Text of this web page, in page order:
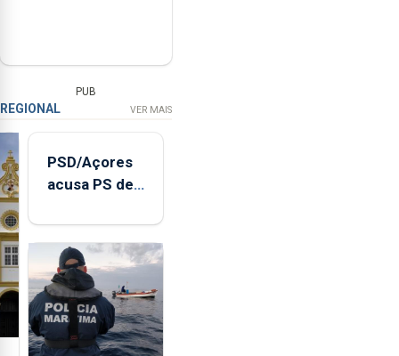
PUB
REGIONAL VER MAIS
PSD/Açores
acusa PS de
contraditória"
sobre
evolução
turística